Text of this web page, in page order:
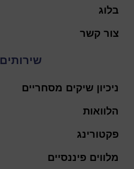
בלוג
צור קשר
שירותים
ניכיון שיקים מסחריים
הלוואות
פקטורינג
מלווים פיננסיים